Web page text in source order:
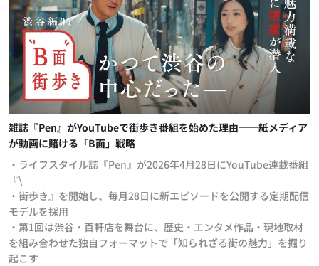
雑誌『Pen』がYouTubeで街歩き番組を始めた理由——紙メディア
が動画に賭ける「B面」戦略
・ライフスタイル誌『Pen』が2026年4月28日にYouTube連載番組
『\
・街歩き』を開始し、毎月28日に新エピソードを公開する定期配信
モデルを採用
・第1回は渋谷・百軒店を舞台に、歴史・エンタメ作品・現地取材
を組み合わせた独自フォーマットで「知られざる街の魅力」を掘り
起こす